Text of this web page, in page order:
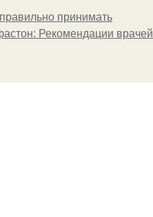
принимать
Рекомендации врачей